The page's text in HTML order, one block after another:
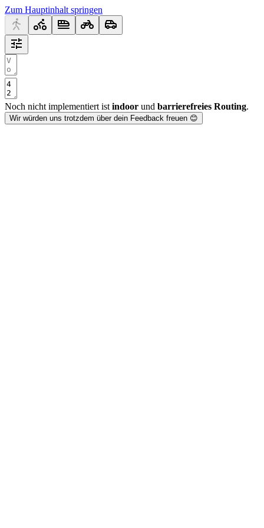
Zum Hauptinhalt springen
Noch nicht implementiert ist indoor und barrierefreies Routing.
Wir würden uns trotzdem über dein Feedback freuen 😊